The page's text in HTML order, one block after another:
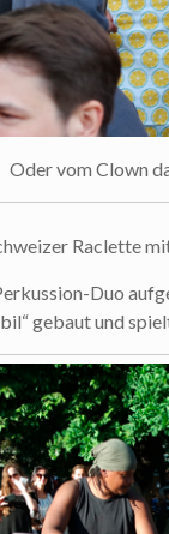
Oder vom Clown
Raclette
Duo
gebaut und